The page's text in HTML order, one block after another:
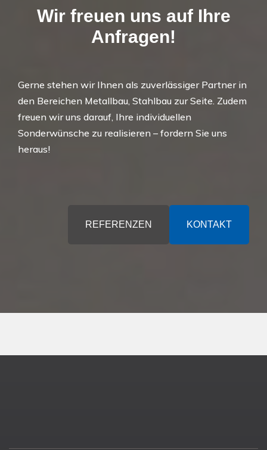
Wir freuen uns auf Ihre
Anfragen!
Gerne stehen wir Ihnen als zuverlässiger Partner in
den Bereichen Metallbau, Stahlbau zur Seite. Zudem
freuen wir uns darauf, Ihre individuellen
Sonderwünsche zu realisieren – fordern Sie uns
heraus!
REFERENZEN KONTAKT